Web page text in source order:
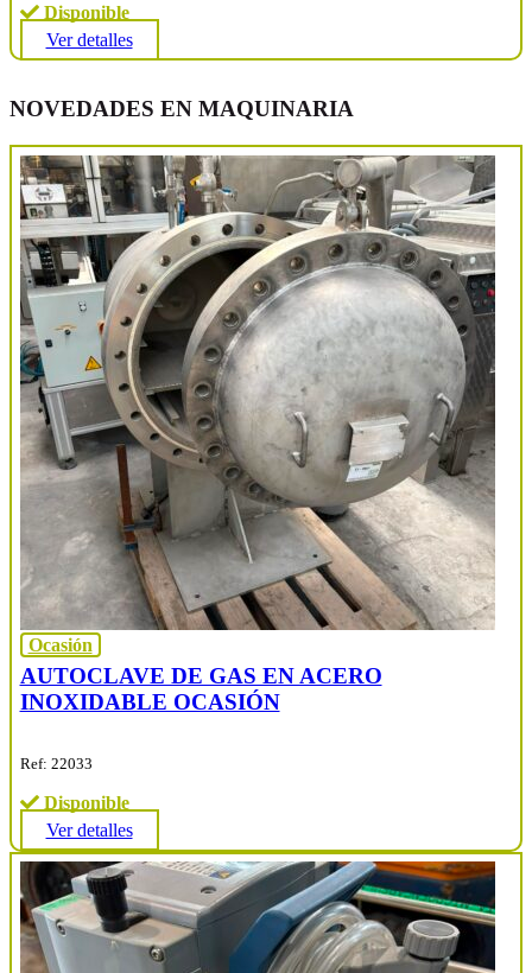
Disponible
Ver detalles
NOVEDADES EN MAQUINARIA
Ocasión
AUTOCLAVE DE GAS EN ACERO
INOXIDABLE OCASIÓN
Ref: 22033
Disponible
Ver detalles